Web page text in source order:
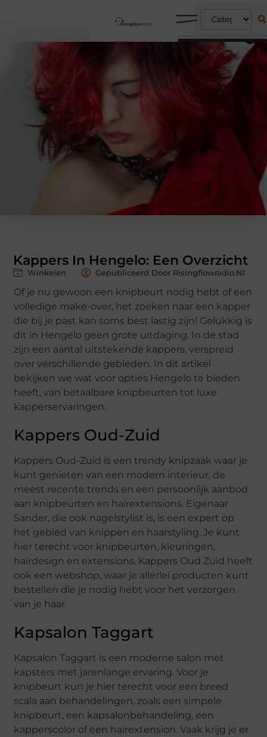
Kappers In Hengelo: Een Overzicht
Winkelen Gepubliceerd Door Risingflowradio.nl
Of je nu gewoon een knipbeurt nodig hebt of een
volledige make-over, het zoeken naar een kapper
die bij je past kan soms best lastig zijn! Gelukkig is
dit in Hengelo geen grote uitdaging. In de stad
zijn een aantal uitstekende kappers, verspreid
over verschillende gebieden. In dit artikel
bekijken we wat voor opties Hengelo te bieden
heeft, van betaalbare knipbeurten tot luxe
kapperservaringen.
Kappers Oud-Zuid
Kappers Oud-Zuid is een trendy knipzaak waar je
kunt genieten van een modern interieur, de
meest recente trends en een persoonlijk aanbod
aan knipbeurten en hairextensions. Eigenaar
Sander, die ook nagelstylist is, is een expert op
het gebied van knippen en haarstyling. Je kunt
hier terecht voor knipbeurten, kleuringen,
hairdesign en extensions. Kappers Oud Zuid heeft
ook een webshop, waar je allerlei producten kunt
bestellen die je nodig hebt voor het verzorgen
van je haar.
Kapsalon Taggart
Kapsalon Taggart is een moderne salon met
kapsters met jarenlange ervaring. Voor je
knipbeurt kun je hier terecht voor een breed
scala aan behandelingen, zoals een simpele
knipbeurt, een kapsalonbehandeling, een
kapperscolor of een hairextension. Vaak krijg je er